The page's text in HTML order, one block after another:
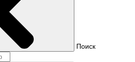
Поиск